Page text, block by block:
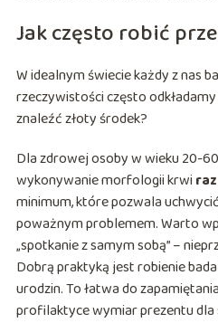
Jak często robić
W idealnym świecie każdy z nas
rzeczywistości często odkładamy
znaleźć złoty środek?
Dla zdrowej osoby w wieku 20-
wykonywanie morfologii krwi
minimum, które pozwala
poważnym problemem. Warto
„spotkanie z samym sobą” –
Dobrą praktyką jest robienie
urodzin. To łatwa do
profilaktyce wymiar prezentu dla